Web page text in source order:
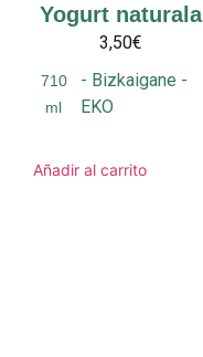
Yogurt naturala
3,50€
710
ml
- Bizkaigane -
EKO
Añadir al carrito